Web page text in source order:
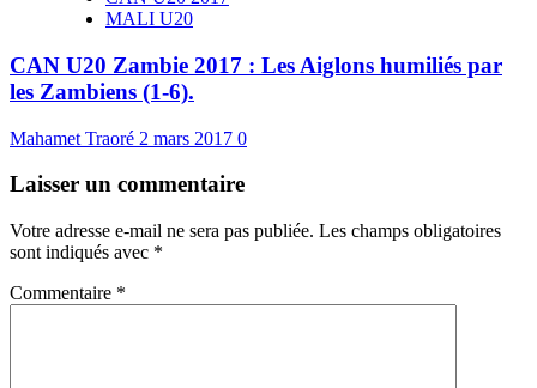
MALI U20
CAN U20 Zambie 2017 : Les Aiglons humiliés par
les Zambiens (1-6).
Mahamet Traoré 2 mars 2017 0
Laisser un commentaire
Votre adresse e-mail ne sera pas publiée. Les champs obligatoires
sont indiqués avec *
Commentaire *